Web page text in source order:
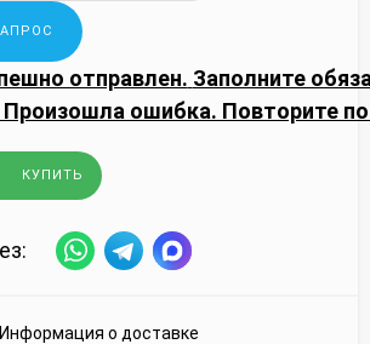
отправлен. Заполните
Произошла ошибка. Повторите
КУПИТЬ
Информация о доставке